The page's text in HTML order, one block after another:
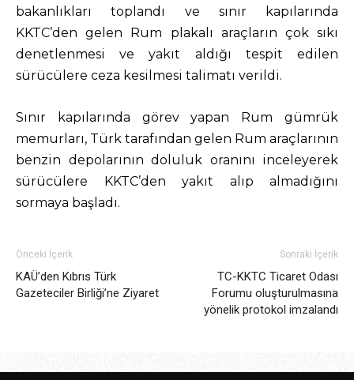
bakanlıkları toplandı ve sınır kapılarında
KKTC’den gelen Rum plakalı araçların çok sıkı
denetlenmesi ve yakıt aldığı tespit edilen
sürücülere ceza kesilmesi talimatı verildi.
Sınır kapılarında görev yapan Rum gümrük
memurları, Türk tarafından gelen Rum araçlarının
benzin depolarının doluluk oranını inceleyerek
sürücülere KKTC’den yakıt alıp almadığını
sormaya başladı.
Önceki İçerik
KAÜ’den Kıbrıs Türk
Gazeteciler Birliği’ne Ziyaret
Sonraki İçerik
TC-KKTC Ticaret Odası
Forumu oluşturulmasına
yönelik protokol imzalandı